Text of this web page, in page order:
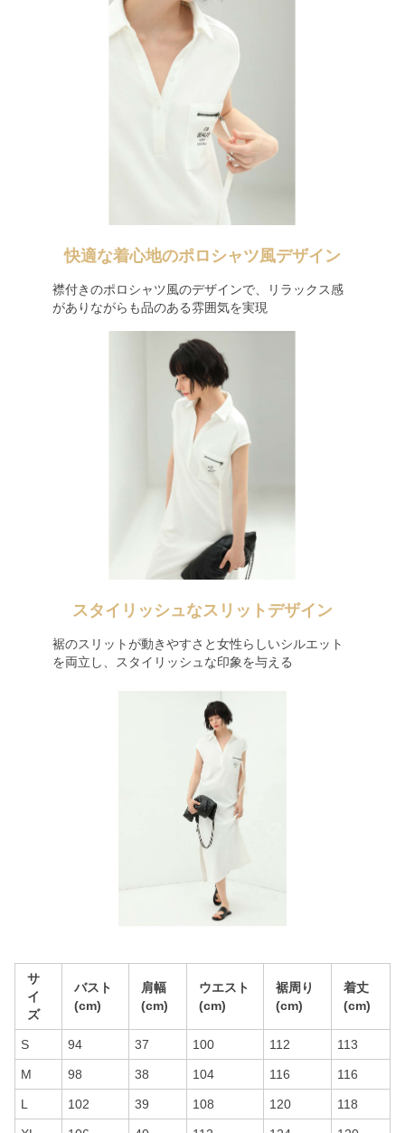
快適な着心地のポロシャツ風デザイン
襟付きのポロシャツ風のデザインで、リラックス感
がありながらも品のある雰囲気を実現
スタイリッシュなスリットデザイン
裾のスリットが動きやすさと女性らしいシルエット
を両立し、スタイリッシュな印象を与える
サ
イ
ズ
バスト
(cm)
肩幅
(cm)
ウエスト
(cm)
裾周り
(cm)
着丈
(cm)
S 94 37 100 112 113
M 98 38 104 116 116
L 102 39 108 120 118